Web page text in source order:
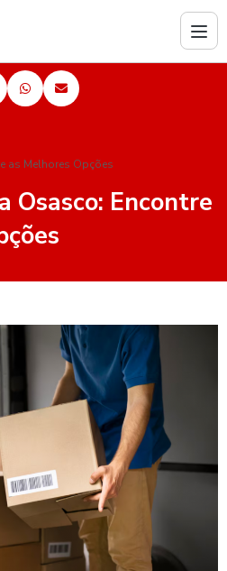
as Melhores Opções
Osasco: Encontre